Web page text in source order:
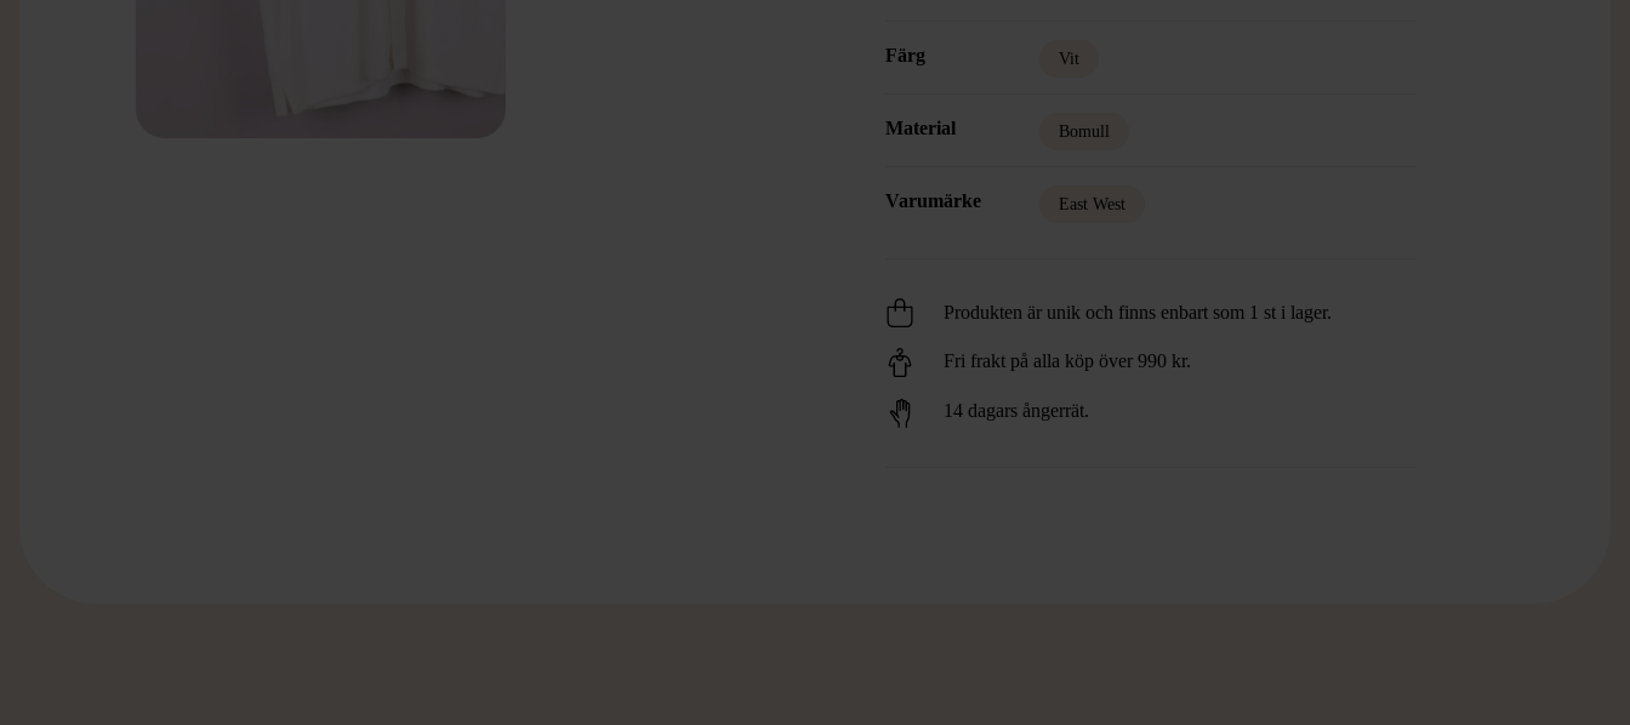
Färg Vit
Material Bomull
Varumärke East West
Produkten är unik och finns enbart som 1 st i lager.
Fri frakt på alla köp över 990 kr.
14 dagars ångerrät.